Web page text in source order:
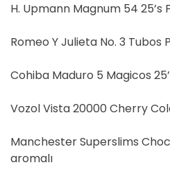
H. Upmann Magnum 54 25’s
Romeo Y Julieta No. 3 Tubos
Cohiba Maduro 5 Magicos
Vozol Vista 20000 Cherry
Manchester Superslims
aromalı